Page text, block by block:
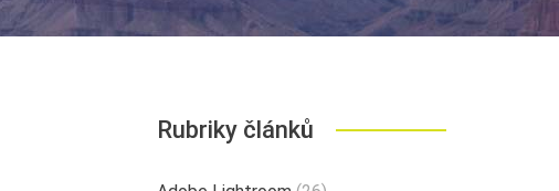
Rubriky článků